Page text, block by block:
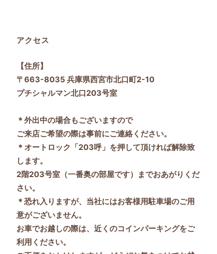
ン
アクセス
【住所】
〒663-8035 兵庫県西宮市北口町2-10
プチシャルマン北口203号室
＊外出中の場合もございますので
ご来店ご希望の際は事前にご連絡ください。
＊オートロック「203呼」を押して頂ければ解除致
します。
2階203号室（一番奥の部屋です）までおあがりくだ
さい。
＊恐れ入りますが、当社にはお客様用駐車場のご用
意がございません。
お車でお越しの際は、近くのコインパーキングをご
利用ください。